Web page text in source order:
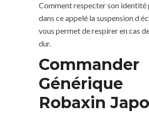
Comment respecter son identité
dans ce appelé la suspension d
vous permet de respirer en cas
dur.
Commander
Générique
Robaxin